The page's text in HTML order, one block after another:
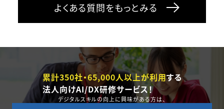
よくある質問をもっとみる
累計350社・65,000人以上が利用する
法人向けAI/DX研修サービス！
デジタルスキルの向上に興味がある方は、